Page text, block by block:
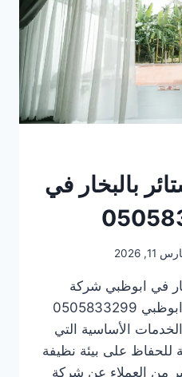
بالبخار في
11, 2026
في ابوظبي شركة
تنظيف ستائر بالبخار في ابوظبي 0505833299
الأساسية التي
للحفاظ على بيئة نظيفة
من العملاء عن شركة